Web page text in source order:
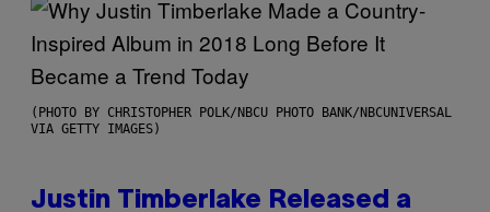
(PHOTO BY CHRISTOPHER POLK/NBCU PHOTO BANK/NBCUNIVERSAL
VIA GETTY IMAGES)
Justin Timberlake Released a